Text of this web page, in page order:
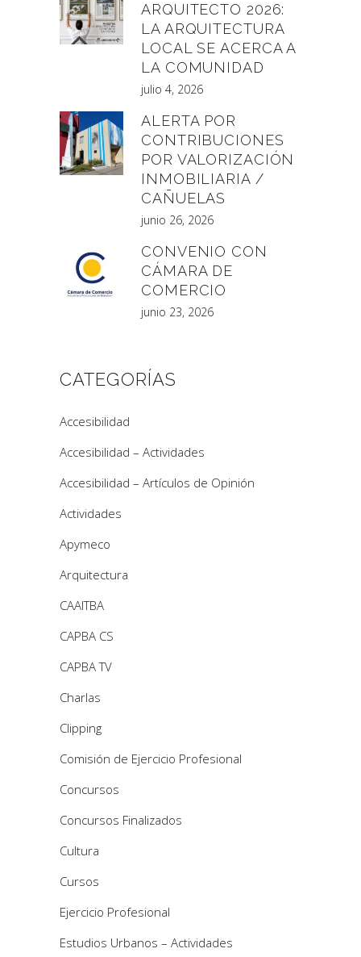
ARQUITECTO 2026:
LA ARQUITECTURA
LOCAL SE ACERCA A
LA COMUNIDAD
julio 4, 2026
ALERTA POR
CONTRIBUCIONES
POR VALORIZACIÓN
INMOBILIARIA /
CAÑUELAS
junio 26, 2026
CONVENIO CON
CÁMARA DE
COMERCIO
junio 23, 2026
CATEGORÍAS
Accesibilidad
Accesibilidad – Actividades
Accesibilidad – Artículos de Opinión
Actividades
Apymeco
Arquitectura
CAAITBA
CAPBA CS
CAPBA TV
Charlas
Clipping
Comisión de Ejercicio Profesional
Concursos
Concursos Finalizados
Cultura
Cursos
Ejercicio Profesional
Estudios Urbanos – Actividades